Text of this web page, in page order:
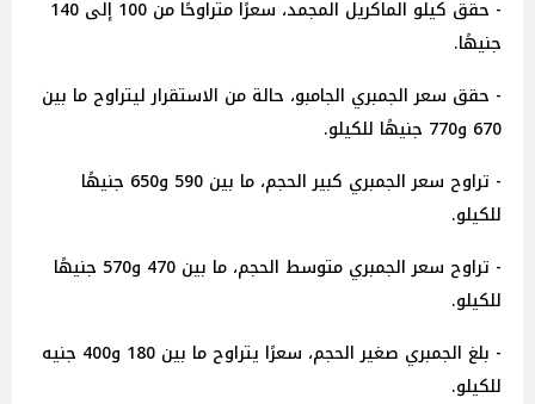
- حقق كيلو الماكريل المجمد، سعرًا متراوحًا من 100 إلى 140
جنيهًا.
- حقق سعر الجمبري الجامبو، حالة من الاستقرار ليتراوح ما بين
670 و770 جنيهًا للكيلو.
- تراوح سعر الجمبري كبير الحجم، ما بين 590 و650 جنيهًا
للكيلو.
- تراوح سعر الجمبري متوسط الحجم، ما بين 470 و570 جنيهًا
للكيلو.
- بلغ الجمبري صغير الحجم، سعرًا يتراوح ما بين 180 و400 جنيه
للكيلو.